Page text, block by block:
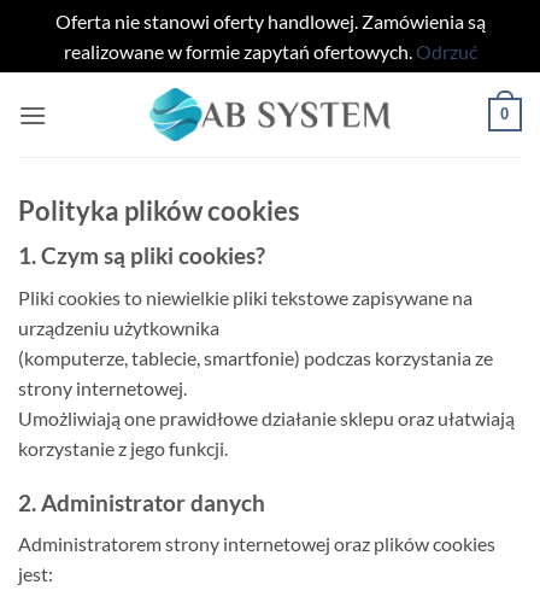
Oferta nie stanowi oferty handlowej. Zamówienia są
realizowane w formie zapytań ofertowych.Odrzuć
0
Polityka plików cookies
1. Czym są pliki cookies?
Pliki cookies to niewielkie pliki tekstowe zapisywane na
urządzeniu użytkownika
(komputerze, tablecie, smartfonie) podczas korzystania ze
strony internetowej.
Umożliwiają one prawidłowe działanie sklepu oraz ułatwiają
korzystanie z jego funkcji.
2. Administrator danych
Administratorem strony internetowej oraz plików cookies
jest: